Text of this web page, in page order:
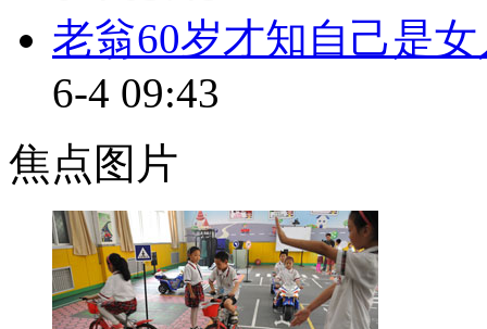
标题：云南发改委谈昆明炼化
月13日，云南省发改委就昆明
委副主任、省能源局局长马晓佳
地图前向记者指出云南油料的来
马晓佳认为是滇中布局的经济
任 云南省能源局局长 马晓佳)
都是有问题的，如果它没有毒
老翁60岁才知自己是
6-4 09:43
焦点图片